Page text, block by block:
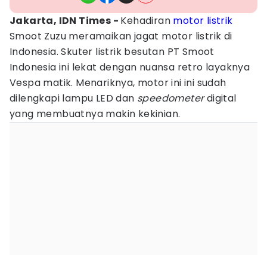
Jakarta, IDN Times - Kehadiran motor listrik
Smoot Zuzu meramaikan jagat motor listrik di
Indonesia. Skuter listrik besutan PT Smoot
Indonesia ini lekat dengan nuansa retro layaknya
Vespa matik. Menariknya, motor ini ini sudah
dilengkapi lampu LED dan speedometerdigital
yang membuatnya makin kekinian.